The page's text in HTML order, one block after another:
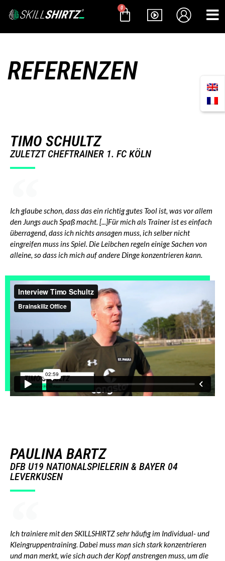
0
REFERENZEN
TIMO SCHULTZ
ZULETZT CHEFTRAINER 1. FC KÖLN
Ich glaube schon, dass das ein richtig gutes Tool ist, was vor allem
den Jungs auch Spaß macht. [...]Für mich als Trainer ist es einfach
überragend, dass ich nichts ansagen muss, ich selber nicht
eingreifen muss ins Spiel. Die Leibchen regeln einige Sachen von
alleine, so dass ich mich auf andere Dinge konzentrieren kann.
PAULINA BARTZ
DFB U19 NATIONALSPIELERIN & BAYER 04
LEVERKUSEN
Ich trainiere mit den SKILLSHIRTZ sehr häufig im Individual- und
Kleingruppentraining. Dabei muss man sich stark konzentrieren
und man merkt, wie sich auch der Kopf anstrengen muss, um die